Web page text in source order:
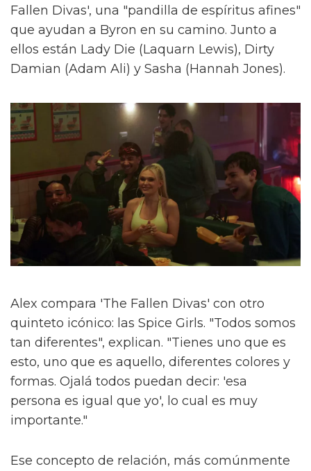
Fallen Divas', una "pandilla de espíritus afines"
que ayudan a Byron en su camino. Junto a
ellos están Lady Die (Laquarn Lewis), Dirty
Damian (Adam Ali) y Sasha (Hannah Jones).
Alex compara 'The Fallen Divas' con otro
quinteto icónico: las Spice Girls. "Todos somos
tan diferentes", explican. "Tienes uno que es
esto, uno que es aquello, diferentes colores y
formas. Ojalá todos puedan decir: 'esa
persona es igual que yo', lo cual es muy
importante."
Ese concepto de relación, más comúnmente